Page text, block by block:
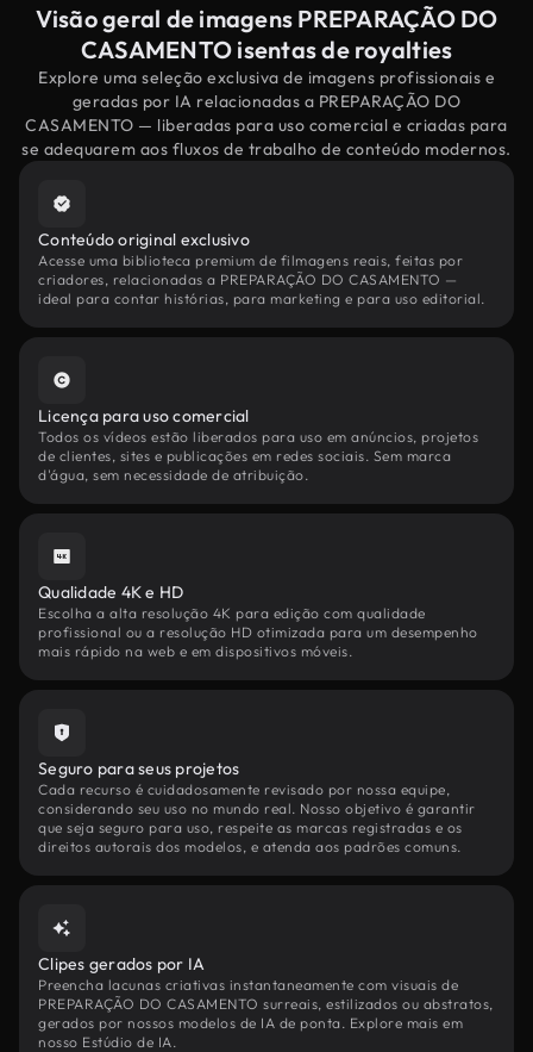
Visão geral de imagens PREPARAÇÃO DO
CASAMENTO isentas de royalties
Explore uma seleção exclusiva de imagens profissionais e
geradas por IA relacionadas a PREPARAÇÃO DO
CASAMENTO — liberadas para uso comercial e criadas para
se adequarem aos fluxos de trabalho de conteúdo modernos.
Conteúdo original exclusivo
Acesse uma biblioteca premium de filmagens reais, feitas por
criadores, relacionadas a PREPARAÇÃO DO CASAMENTO —
ideal para contar histórias, para marketing e para uso editorial.
Licença para uso comercial
Todos os vídeos estão liberados para uso em anúncios, projetos
de clientes, sites e publicações em redes sociais. Sem marca
d'água, sem necessidade de atribuição.
Qualidade 4K e HD
Escolha a alta resolução 4K para edição com qualidade
profissional ou a resolução HD otimizada para um desempenho
mais rápido na web e em dispositivos móveis.
Seguro para seus projetos
Cada recurso é cuidadosamente revisado por nossa equipe,
considerando seu uso no mundo real. Nosso objetivo é garantir
que seja seguro para uso, respeite as marcas registradas e os
direitos autorais dos modelos, e atenda aos padrões comuns.
Clipes gerados por IA
Preencha lacunas criativas instantaneamente com visuais de
PREPARAÇÃO DO CASAMENTO surreais, estilizados ou abstratos,
gerados por nossos modelos de IA de ponta. Explore mais em
nosso Estúdio de IA.